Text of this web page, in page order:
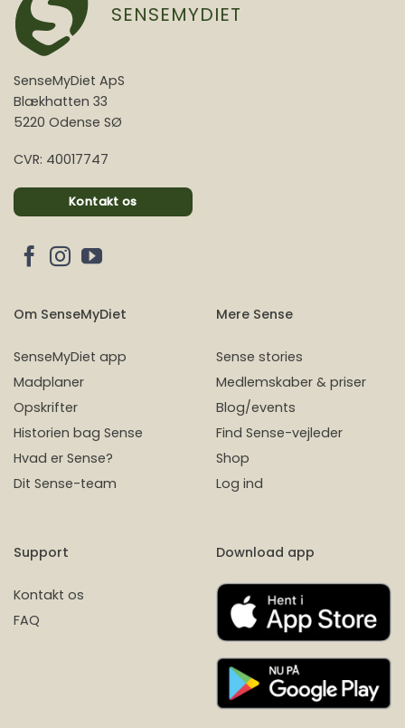
SENSEMYDIET
SenseMyDiet ApS
Blækhatten 33
5220 Odense SØ
CVR: 40017747
Kontakt os
Om SenseMyDiet
SenseMyDiet app
Madplaner
Opskrifter
Historien bag Sense
Hvad er Sense?
Dit Sense-team
Mere Sense
Sense stories
Medlemskaber & priser
Blog/events
Find Sense-vejleder
Shop
Log ind
Support
Kontakt os
FAQ
Download app